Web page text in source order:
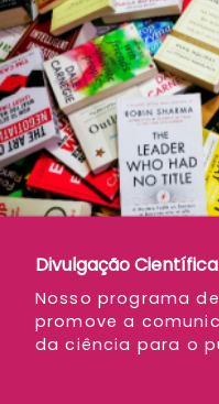
Divulgação Científica